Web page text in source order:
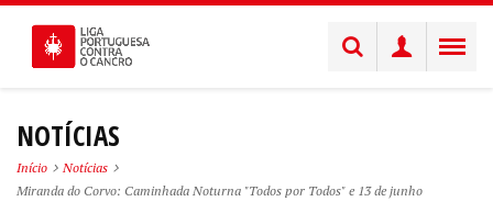
NOTÍCIAS
Início
Notícias
Miranda do Corvo: Caminhada Noturna "Todos por Todos" e 13 de junho